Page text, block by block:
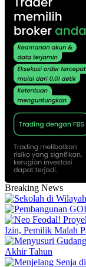
Breaking News
Izin, Pemilik Malah
Akhir Tahun